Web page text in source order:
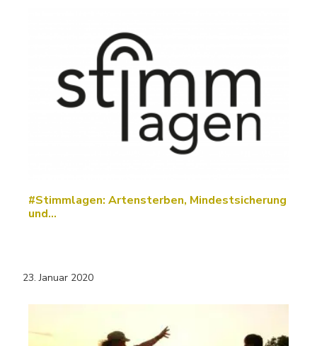
#Stimmlagen: Artensterben, Mindestsicherung
und…
23. Januar 2020